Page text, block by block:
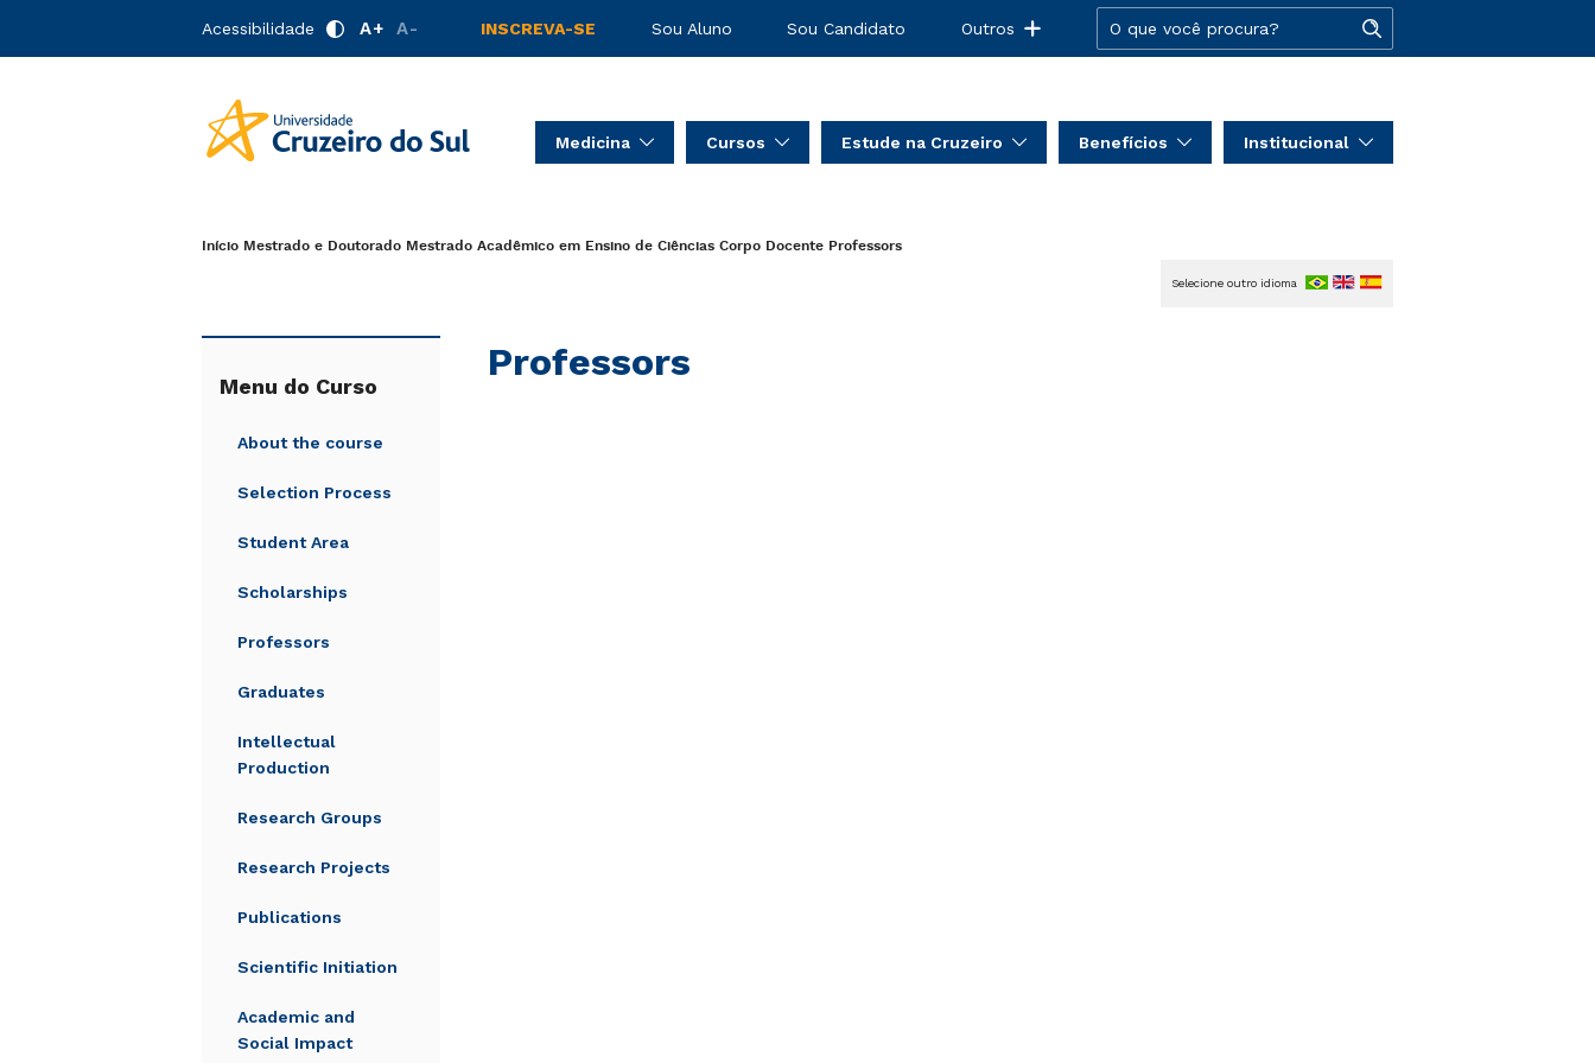
Acessibilidade A+ A- INSCREVA-SE Sou Aluno Sou Candidato Outros
Medicina Cursos Estude na Cruzeiro Benefícios Institucional
Início Mestrado e Doutorado Mestrado Acadêmico em Ensino de Ciências Corpo Docente Professors
Menu do Curso
About the course
Selection Process
Student Area
Scholarships
Professors
Graduates
Intellectual
Production
Research Groups
Research Projects
Publications
Scientific Initiation
Academic and
Social Impact
Professors
Selecione outro idioma